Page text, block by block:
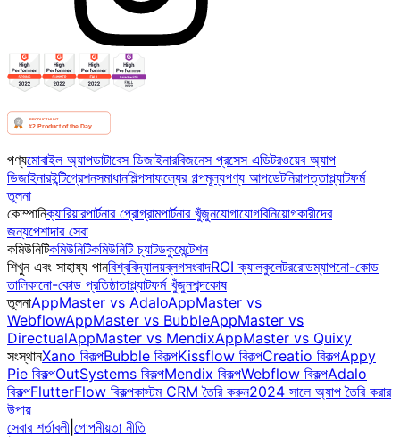
পণ্যমোবাইল অ্যাপডাটাবেস ডিজাইনারবিজনেস প্রসেস এডিটরওয়েব অ্যাপ
ডিজাইনারইন্টিগ্রেশনসমাধানশিল্পসাফল্যের গল্পমূল্যপণ্য আপডেটনিরাপত্তাপ্ল্যাটফর্ম
তুলনা
কোম্পানিক্যারিয়ারপার্টনার প্রোগ্রামপার্টনার খুঁজুনযোগাযোগবিনিয়োগকারীদের
জন্যপেশাদার সেবা
কমিউনিটিকমিউনিটিকমিউনিটি চ্যাটডকুমেন্টেশন
শিখুন এবং সাহায্য পানবিশ্ববিদ্যালয়ব্লগসংবাদROI ক্যালকুলেটররোডম্যাপনো-কোড
তালিকানো-কোড প্রতিষ্ঠাতাপ্ল্যাটফর্ম খুঁজুনশব্দকোষ
তুলনাAppMaster vs AdaloAppMaster vs
WebflowAppMaster vs BubbleAppMaster vs
DirectualAppMaster vs MendixAppMaster vs Quixy
সংস্থানXano বিকল্পBubble বিকল্পKissflow বিকল্পCreatio বিকল্পAppy
Pie বিকল্পOutSystems বিকল্পMendix বিকল্পWebflow বিকল্পAdalo
বিকল্পFlutterFlow বিকল্পকাস্টম CRM তৈরি করুন2024 সালে অ্যাপ তৈরি করার
উপায়
সেবার শর্তাবলী গোপনীয়তা নীতি